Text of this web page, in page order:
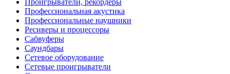
Проигрыватели, рекордеры
Профессиональная акустика
Профессиональные наушники
Ресиверы и процессоры
Сабвуферы
Саундбары
Сетевое оборудование
Сетевые проигрыватели